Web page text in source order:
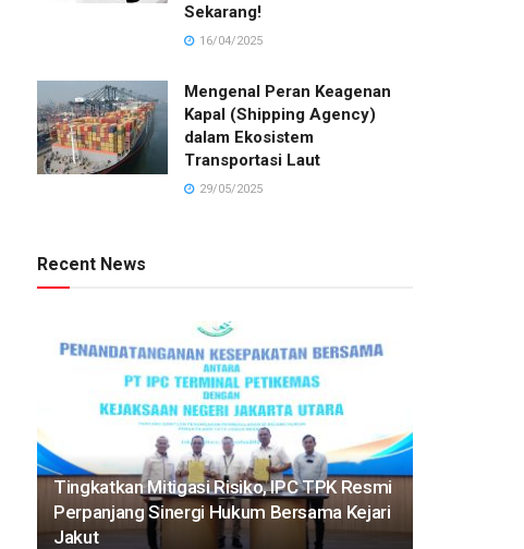
Sekarang!
16/04/2025
Mengenal Peran Keagenan
Kapal (Shipping Agency)
dalam Ekosistem
Transportasi Laut
29/05/2025
Recent News
Tingkatkan Mitigasi Risiko, IPC TPK Resmi
Perpanjang Sinergi Hukum Bersama Kejari
Jakut